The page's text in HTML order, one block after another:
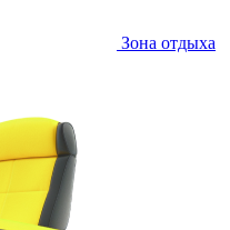
Зона отдыха